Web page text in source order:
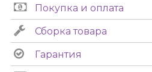
Покупка и оплата
Сборка товара
Гарантия